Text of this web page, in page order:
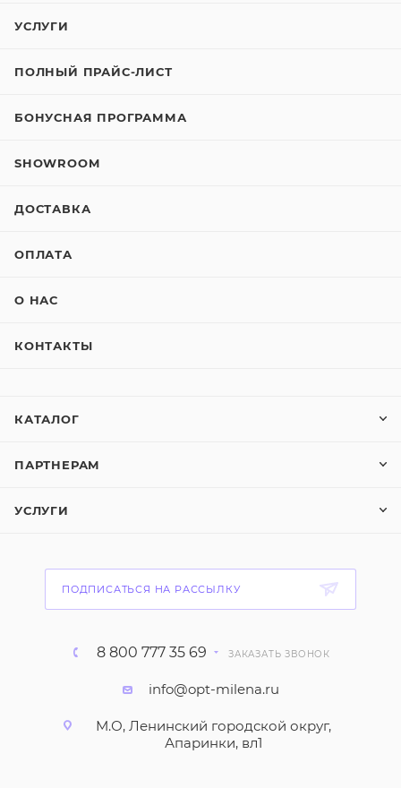
УСЛУГИ
ПОЛНЫЙ ПРАЙС-ЛИСТ
БОНУСНАЯ ПРОГРАММА
SHOWROOM
ДОСТАВКА
ОПЛАТА
О НАС
КОНТАКТЫ
КАТАЛОГ
ПАРТНЕРАМ
УСЛУГИ
ПОДПИСАТЬСЯ НА РАССЫЛКУ
8 800 777 35 69 ЗАКАЗАТЬ ЗВОНОК
info@opt-milena.ru
М.О, Ленинский городской округ,
Апаринки, вл1